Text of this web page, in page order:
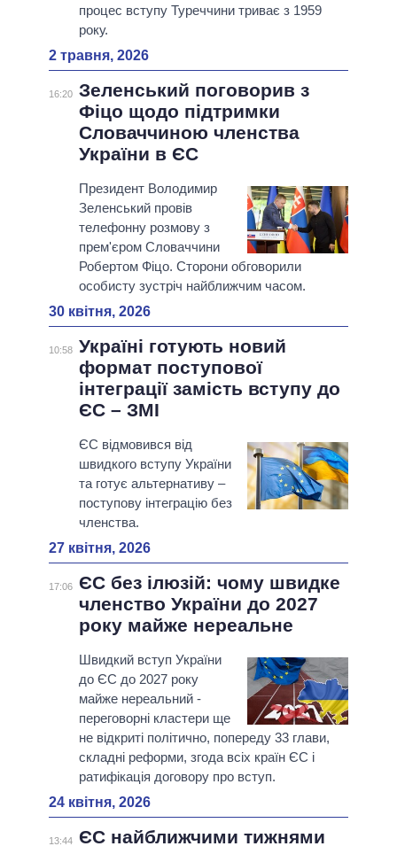
процес вступу Туреччини триває з 1959
року.
2 травня, 2026
16:20 Зеленський поговорив з
Фіцо щодо підтримки
Словаччиною членства
України в ЄС
Президент Володимир
Зеленський провів
телефонну розмову з
прем'єром Словаччини
Робертом Фіцо. Сторони обговорили
особисту зустріч найближчим часом.
30 квітня, 2026
10:58 Україні готують новий
формат поступової
інтеграції замість вступу до
ЄС – ЗМІ
ЄС відмовився від
швидкого вступу України
та готує альтернативу –
поступову інтеграцію без
членства.
27 квітня, 2026
17:06 ЄС без ілюзій: чому швидке
членство України до 2027
року майже нереальне
Швидкий вступ України
до ЄС до 2027 року
майже нереальний -
переговорні кластери ще
не відкриті політично, попереду 33 глави,
складні реформи, згода всіх країн ЄС і
ратифікація договору про вступ.
24 квітня, 2026
13:44 ЄС найближчими тижнями